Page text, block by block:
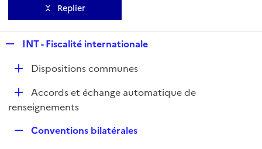
Replier
p
l
i
e
r
INT - Fiscalité internationale
D
p
l
Dispositions communes
D
é
Accords et échange automatique de
renseignements
Conventions bilatérales